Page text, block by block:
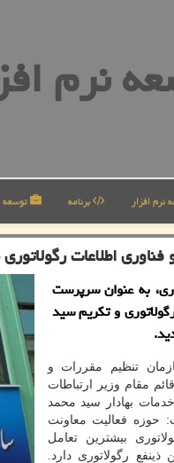
نرم
نرم افزار برنامه توسعه
اطلاعات
به عنوان سرپرست
و تکریم سید
تنظیم مقررات و
مقام وزیر ارتباطات
بهادار سید محمد
حوزه فعالیت معاونت
بیشترین تعامل
رگولاتوری دارد.